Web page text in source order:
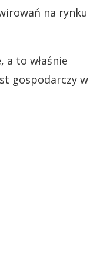
na rynku
a to właśnie
gospodarczy w